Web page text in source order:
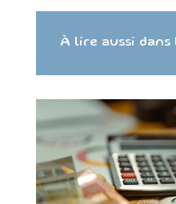
À lire aussi dans